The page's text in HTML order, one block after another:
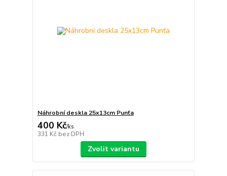
Náhrobní deskla 25x13cm Punťa
400 Kč/ks
331 Kč bez DPH
Zvolit variantu